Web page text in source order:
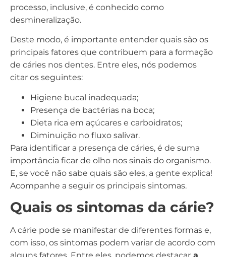
processo, inclusive, é conhecido como
desmineralização.
Deste modo, é importante entender quais são os
principais fatores que contribuem para a formação
de cáries nos dentes. Entre eles, nós podemos
citar os seguintes:
Higiene bucal inadequada;
Presença de bactérias na boca;
Dieta rica em açúcares e carboidratos;
Diminuição no fluxo salivar.
Para identificar a presença de cáries, é de suma
importância ficar de olho nos sinais do organismo.
E, se você não sabe quais são eles, a gente explica!
Acompanhe a seguir os principais sintomas.
Quais os sintomas da cárie?
A cárie pode se manifestar de diferentes formas e,
com isso, os sintomas podem variar de acordo com